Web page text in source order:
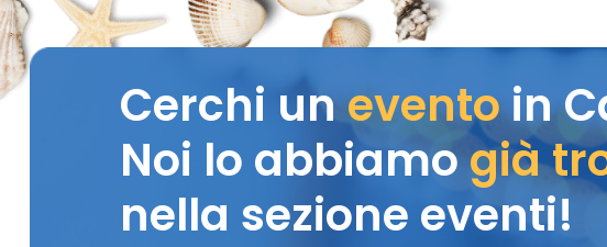
Cerchi uneventoin
Noi lo abbiamogià
nella sezione eventi!